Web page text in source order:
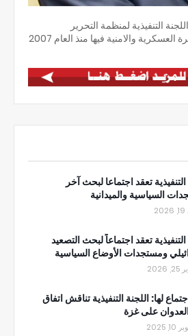
التنفيذية لمنظمة التحرير
الفلسطينية ورئيس الدائرة العسكرية والامنية فيها منذ العام 2007
التنفيذية تعقد اجتماعا لبحث آخر
السياسية والميدانية
التنفيذية تعقد اجتماعاً لبحث التصعيد
ومستجدات الأوضاع السياسية
لها: اللجنة التنفيذية تناقش اتفاق
على غزة
2025